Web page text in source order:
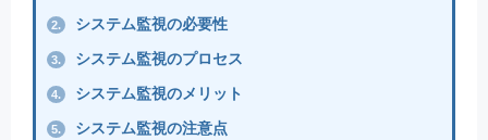
2. システム監視の必要性
3. システム監視のプロセス
4. システム監視のメリット
5. システム監視の注意点